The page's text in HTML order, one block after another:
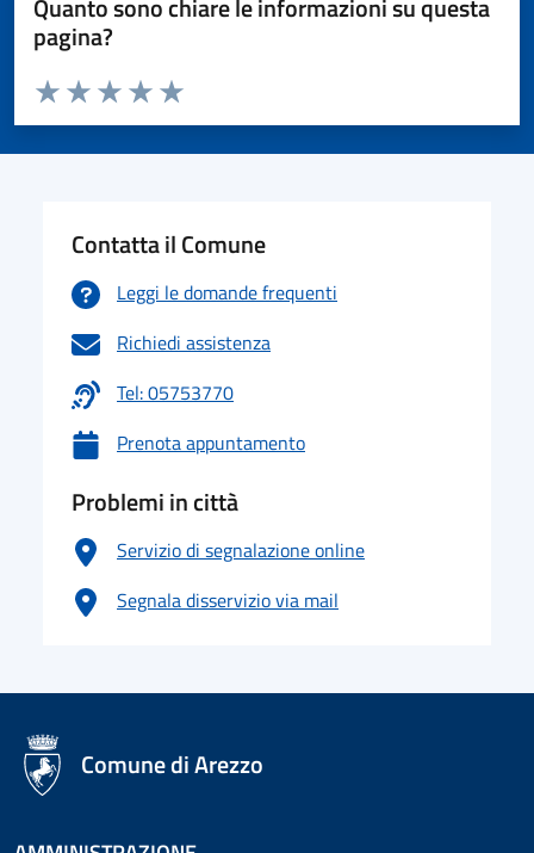
Quanto sono chiare le informazioni su questa
pagina?
Valuta da 1 a 5 stelle la pagina
Valuta 5 stelle su 5
Valuta 4 stelle su 5
Valuta 3 stelle su 5
Valuta 2 stelle su 5
Valuta 1 stelle su 5
Contatta il Comune
Leggi le domande frequenti
Richiedi assistenza
Tel: 05753770
Prenota appuntamento
Problemi in città
Servizio di segnalazione online
Segnala disservizio via mail
logo Unione Europea
Comune di Arezzo